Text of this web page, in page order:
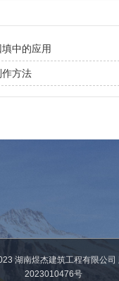
中的应用
方法
湖南煜杰建筑工程有限公司
2023010476号